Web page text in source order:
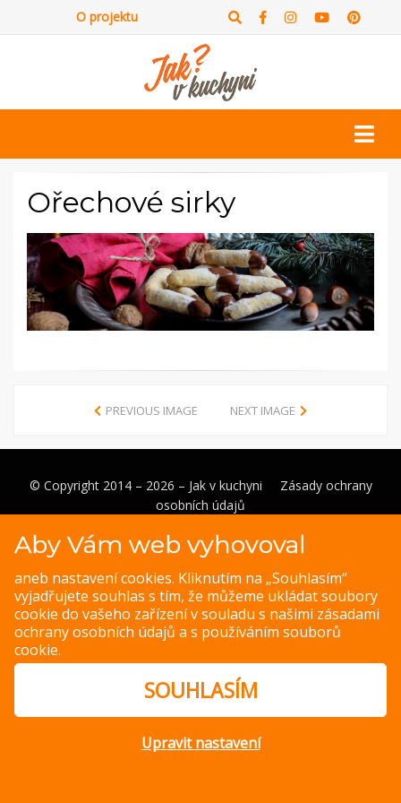
O projektu
Ořechové sirky
PREVIOUS IMAGE NEXT IMAGE
© Copyright 2014 – 2026 – Jak v kuchyni
Zásady ochrany
osobních údajů
Aby Vám web vyhovoval
aneb nastavení cookies. Kliknutím na „Souhlasím“
vyjadřujete souhlas s tím, že můžeme ukládat soubory
cookie do vašeho zařízení v souladu s našimi zásadami
ochrany osobních údajů a s používáním souborů
cookie.
SOUHLASÍM
Upravit nastavení